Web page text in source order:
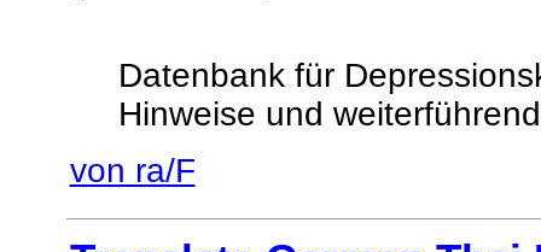
Datenbank für
Hinweise und
von ra/F